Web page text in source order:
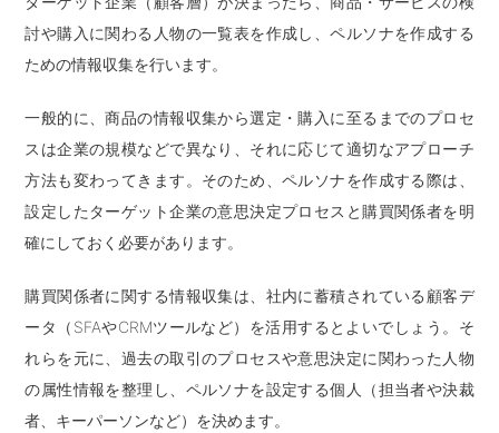
討や購入に関わる人物の一覧表を作成し、ペルソナを作成する
ための情報収集を行います。
一般的に、商品の情報収集から選定・購入に至るまでのプロセ
スは企業の規模などで異なり、それに応じて適切なアプローチ
方法も変わってきます。そのため、ペルソナを作成する際は、
設定したターゲット企業の意思決定プロセスと購買関係者を明
確にしておく必要があります。
購買関係者に関する情報収集は、社内に蓄積されている顧客デ
ータ（SFAやCRMツールなど）を活用するとよいでしょう。そ
れらを元に、過去の取引のプロセスや意思決定に関わった人物
の属性情報を整理し、ペルソナを設定する個人（担当者や決裁
者、キーパーソンなど）を決めます。